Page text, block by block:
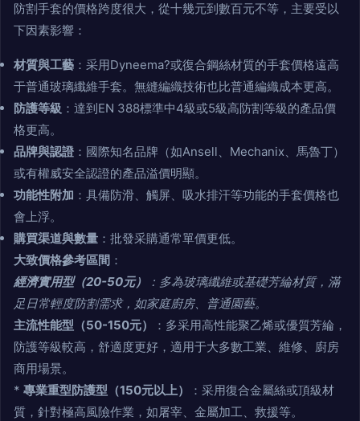
防割手套的價格跨度很大，從十幾元到數百元不等，主要受以
下因素影響：
材質與工藝 ：采用Dyneema?或復合鋼絲材質的手套價格遠高
于普通玻璃纖維手套。無縫編織技術也比普通編織成本更高。
防護等級 ：達到EN 388標準中4級或5級高防割等級的產品價
格更高。
品牌與認證 ：國際知名品牌（如Ansell、Mechanix、馬魯丁）
或有權威安全認證的產品溢價明顯。
功能性附加 ：具備防滑、觸屏、吸水排汗等功能的手套價格也
會上浮。
購買渠道與數量 ：批發采購通常單價更低。
大致價格參考區間 ：
經濟實用型（20-50元）
：多為玻璃纖維或基礎芳綸材質，滿
足日常輕度防割需求，如家庭廚房、普通園藝。
主流性能型（50-150元）
：多采用高性能聚乙烯或優質芳綸，
防護等級較高，舒適度更好，適用于大多數工業、維修、廚房
商用場景。
* 專業重型防護型（150元以上）
：采用復合金屬絲或頂級材
質，針對極高風險作業，如屠宰、金屬加工、救援等。